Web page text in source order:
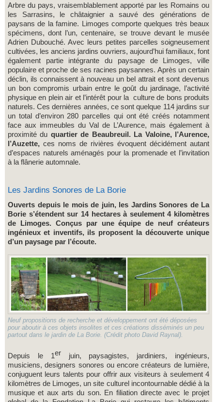
Arbre du pays, vraisemblablement apporté par les Romains ou
les Sarrasins, le châtaignier a sauvé des générations de
paysans de la famine. Limoges comporte quelques très beaux
spécimens, dont l’un, centenaire, se trouve devant le musée
Adrien Dubouché. Avec leurs petites parcelles soigneusement
cultivées, les anciens jardins ouvriers, aujourd’hui familiaux, font
également partie intégrante du paysage de Limoges, ville
populaire et proche de ses racines paysannes. Après un certain
déclin, ils connaissent à nouveau un bel attrait et sont devenus
un bon compromis urbain entre le goût du jardinage, l’activité
physique en plein air et l’intérêt pour la culture de bons produits
naturels. Ces dernières années, ce sont quelque 114 jardins sur
un total d’environ 280 parcelles qui ont été créés notamment
face aux immeubles du Val de L’Aurence, mais également à
proximité du quartier de Beaubreuil. La Valoine, l’Aurence,
l’Auzette, ces noms de rivières évoquent décidément autant
d’espaces naturels aménagés pour la promenade et l’invitation
à la flânerie automnale.
Les Jardins Sonores de La Borie
Ouverts depuis le mois de juin, les Jardins Sonores de La
Borie s’étendent sur 14 hectares à seulement 4 kilomètres
de Limoges. Conçus par une équipe de neuf créateurs
ingénieux et inventifs, ils proposent la découverte unique
d’un paysage par l’écoute.
Neuf propositions de recherche et développement ont été déposées
pour aboutir à ces objets insolites et ces créations disséminés un peu
partout dans le jardin de La Borie. (Crédit photo David Raynal).
Depuis le 1er juin, paysagistes, jardiniers, ingénieurs,
musiciens, designers sonores ou encore créateurs de lumière,
conjuguent leurs talents pour offrir aux visiteurs à seulement 4
kilomètres de Limoges, un site culturel incontournable dédié à la
musique et aux arts du son. En filiation directe avec le projet